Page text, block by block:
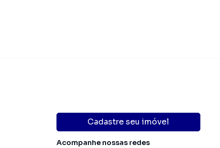
Cadastre seu imóvel
Acompanhe nossas redes